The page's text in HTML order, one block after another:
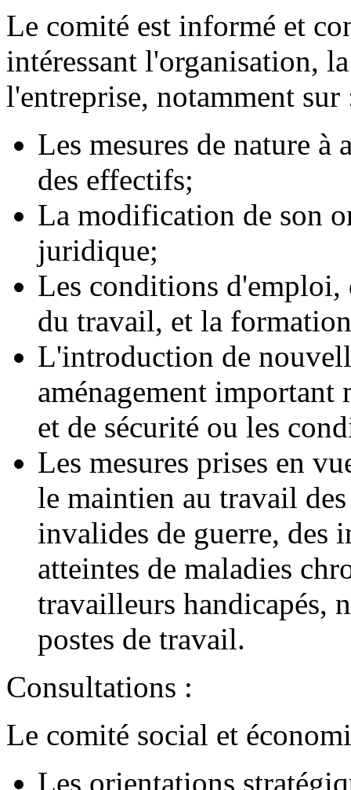
Le comité est informé et
intéressant l'organisation,
l'entreprise, notamment sur
Les mesures de nature
des effectifs;
La modification de son
juridique;
Les conditions d'emploi,
du travail, et la
L'introduction de
aménagement
et de sécurité ou les
Les mesures prises en
le maintien au travail
invalides de guerre, des
atteintes de maladies
travailleurs handicapés,
postes de travail.
Consultations :
Le comité social et
Les orientations